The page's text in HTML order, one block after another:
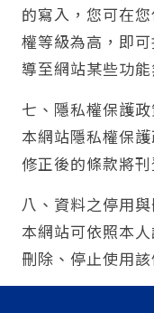
的寫入，您可在
權等級為高，即
導至網站某些功
七、隱私權保護
本網站隱私權保
修正後的條款將刊
八、資料之停用
本網站可依照本
刪除、停止使用